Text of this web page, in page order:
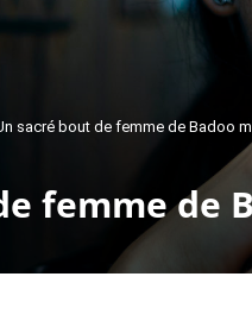
sacré bout de femme de Badoo
femme de